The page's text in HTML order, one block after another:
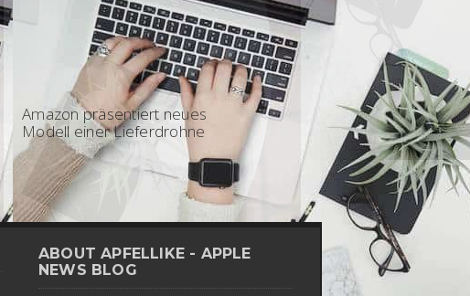
15:45 - Amazon
Amazon präsentiert neues
Modell einer Lieferdrohne
ABOUT APFELLIKE - APPLE
NEWS BLOG